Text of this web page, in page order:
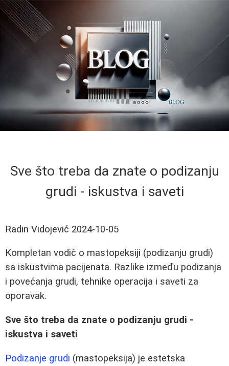
Sve što treba da znate o podizanju
grudi - iskustva i saveti
Radin Vidojević 2024-10-05
Kompletan vodič o mastopeksiji (podizanju grudi)
sa iskustvima pacijenata. Razlike između podizanja
i povećanja grudi, tehnike operacija i saveti za
oporavak.
Sve što treba da znate o podizanju grudi -
iskustva i saveti
Podizanje grudi (mastopeksija) je estetska